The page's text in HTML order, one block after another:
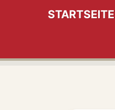
STARTSEITE